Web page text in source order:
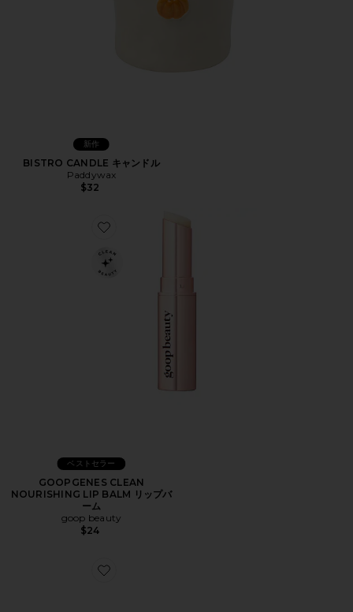
新作
BISTRO CANDLE キャンドル
Paddywax
$32
Favorite GOOPGENES CLEAN NOURISHING LIP
ベストセラー
GOOPGENES CLEAN
NOURISHING LIP BALM リップバ
ーム
goop beauty
$24
Favorite MRS. WAFFLE POUCH ミセス ワッフルポーチ